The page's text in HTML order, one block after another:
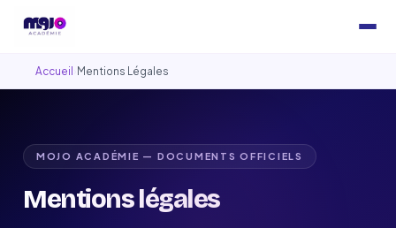
Accueil Mentions Légales
MOJO ACADÉMIE — DOCUMENTS OFFICIELS
Mentions légales